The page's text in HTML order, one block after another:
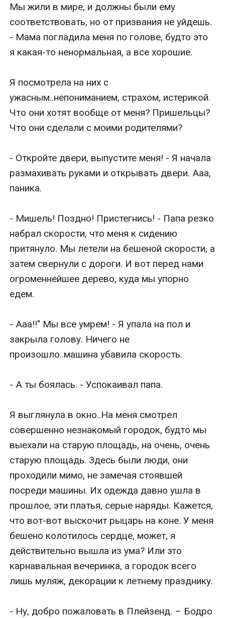
Мы жили в мире, и должны были ему
соответствовать, но от призвания не уйдешь.
- Мама погладила меня по голове, будто это
я какая-то ненормальная, а все хорошие.
Я посмотрела на них с
ужасным..непониманием, страхом, истерикой.
Что они хотят вообще от меня? Пришельцы?
Что они сделали с моими родителями?
- Откройте двери, выпустите меня! - Я начала
размахивать руками и открывать двери. Ааа,
паника.
- Мишель! Поздно! Пристегнись! - Папа резко
набрал скорости, что меня к сидению
притянуло. Мы летели на бешеной скорости, а
затем свернули с дороги. И вот перед нами
огроменнейшее дерево, куда мы упорно
едем.
- Ааа!!" Мы все умрем! - Я упала на пол и
закрыла голову. Ничего не
произошло..машина убавила скорость.
- А ты боялась. - Успокаивал папа.
Я выглянула в окно..На меня смотрел
совершенно незнакомый городок, будто мы
выехали на старую площадь, на очень, очень
старую площадь. Здесь были люди, они
проходили мимо, не замечая стоявшей
посреди машины. Их одежда давно ушла в
прошлое, эти платья, серые наряды. Кажется,
что вот-вот выскочит рыцарь на коне. У меня
бешено колотилось сердце, может, я
действительно вышла из ума? Или это
карнавальная вечеринка, а городок всего
лишь муляж, декорации к летнему празднику.
- Ну, добро пожаловать в Плейзенд. – Бодро